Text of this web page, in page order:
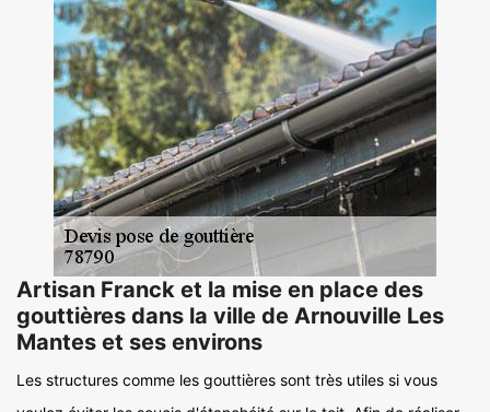
Artisan Franck et la mise en place des
gouttières dans la ville de Arnouville Les
Mantes et ses environs
Les structures comme les gouttières sont très utiles si vous